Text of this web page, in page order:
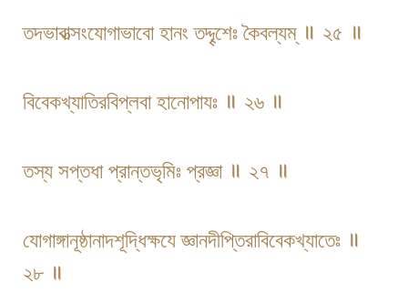
তদভাবাত্সংযোগাভাবো হানং তদ্দৄশেঃ কৈবল্যম্ ॥ ২৫ ॥
বিবেকখ্যাতিরবিপ্লবা হানোপাযঃ ॥ ২৬ ॥
তস্য সপ্তধা প্রান্তভৃমিঃ প্রজ্ঞা ॥ ২৭ ॥
যোগাঙ্গানূষ্ঠানাদশূদ্ধিক্ষযে জ্ঞানদীপ্তিরাবিবেকখ্যাতেঃ ॥
২৮ ॥